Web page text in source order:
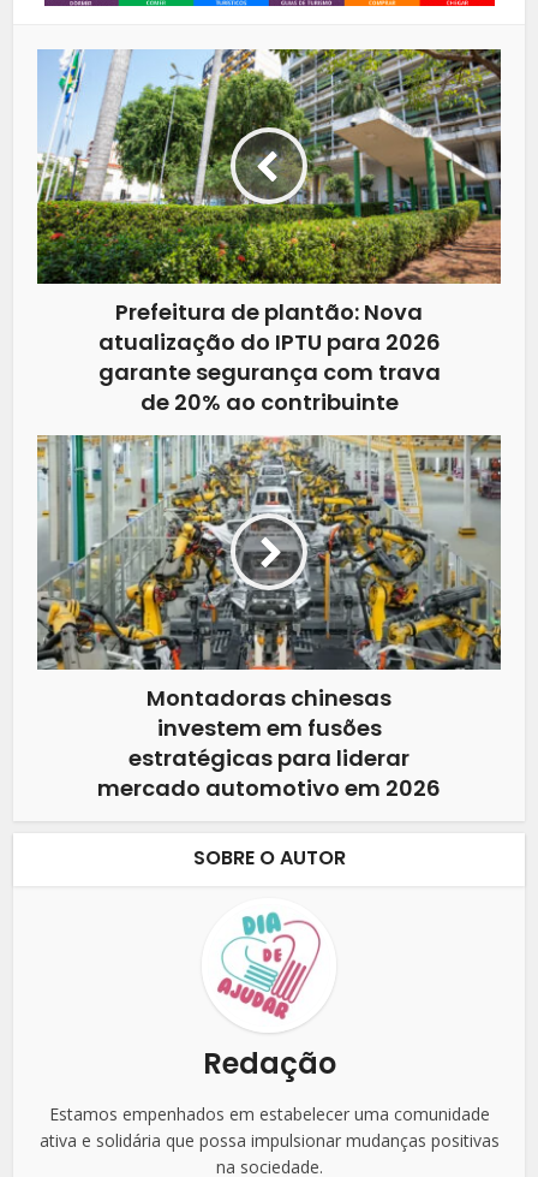
Prefeitura de plantão: Nova
atualização do IPTU para 2026
garante segurança com trava
de 20% ao contribuinte
Montadoras chinesas
investem em fusões
estratégicas para liderar
mercado automotivo em 2026
SOBRE O AUTOR
Redação
Estamos empenhados em estabelecer uma comunidade
ativa e solidária que possa impulsionar mudanças positivas
na sociedade.